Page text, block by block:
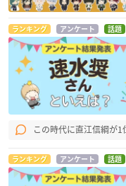
ランキング アンケート 話題
この時代に直江信綱が
ランキング アンケート 話題